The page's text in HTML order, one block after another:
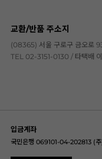
교환/반품 주소지
(08365) 서울 구로구 금오로
TEL 02-3151-0130 / 타택배
입금계좌
국민은행 069101-04-202813 (주